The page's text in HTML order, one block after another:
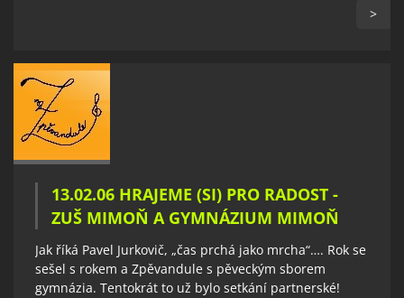
>
13.02.06 HRAJEME (SI) PRO RADOST -
ZUŠ MIMOŇ A GYMNÁZIUM MIMOŇ
Jak říká Pavel Jurkovič, „čas prchá jako mrcha“…. Rok se
sešel s rokem a Zpěvandule s pěveckým sborem
gymnázia. Tentokrát to už bylo setkání partnerské!